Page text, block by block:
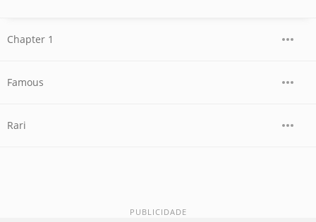
Chapter 1
Famous
Rari